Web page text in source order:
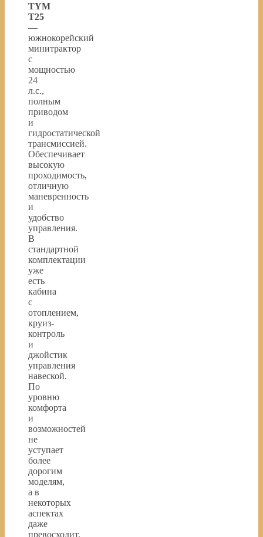
TYM
T25
—
южнокорейский
минитрактор
с
мощностью
24
л.с.,
полным
приводом
и
гидростатической
трансмиссией.
Обеспечивает
высокую
проходимость,
отличную
маневренность
и
удобство
управления.
В
стандартной
комплектации
уже
есть
кабина
с
отоплением,
круиз-
контроль
и
джойстик
управления
навеской.
По
уровню
комфорта
и
возможностей
не
уступает
более
дорогим
моделям,
а в
некоторых
аспектах
даже
превосходит.